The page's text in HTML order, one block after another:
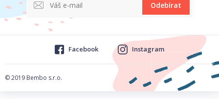
Odebírat
© 2019 Bembo s.r.o.
Facebook Instagram